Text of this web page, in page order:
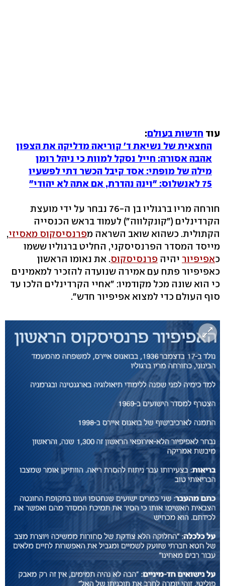
עוד חדשות בעולם:
החצאית של נשיאת ד' קוריאה מדליקה את הצפון
אהבה אסורה: חייל נסקל למוות כי ניהל רומן
מילה של מופתי: אסד קיבל הכשר דתי לפשעיו
75 לאנשלוס: "וינה נהדרת, אם אתה לא יהודי"
חורחה מריו ברגוליו בן ה-76 נבחר על ידי מועצת
הקרדינלים ("קונקלווה") לעמוד בראש הכנסייה
הקתולית. כשהוא שואב השראה מפרנסיסקוס מאסיזי,
מייסד המסדר הפרנסיסקני, החליט ברגוליו ששמו
כאפיפיור יהיה פרנסיסקוס. את נאומו הראשון
כאפיפיור פתח עם אמירה שנועדה להזכיר למאמינים
כי הוא שונה מכל מקודמיו: "אחיי הקרדינלים הלכו עד
סוף העולם כדי למצוא אפיפיור חדש".